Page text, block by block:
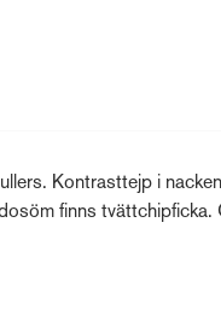
Kontrasttejp i
finns tvättchipficka.